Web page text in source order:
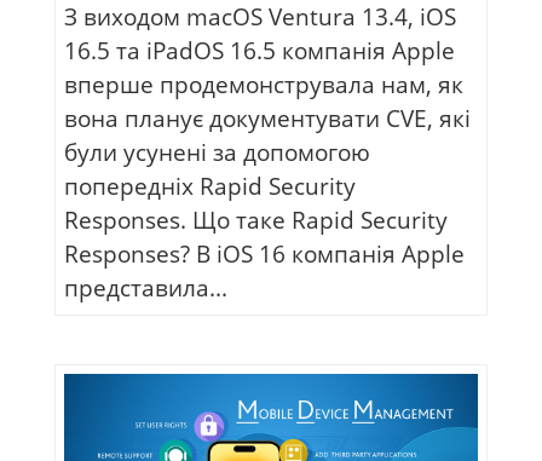
З виходом macOS Ventura 13.4, iOS
16.5 та iPadOS 16.5 компанія Apple
вперше продемонструвала нам, як
вона планує документувати CVE, які
були усунені за допомогою
попередніх Rapid Security
Responses. Що таке Rapid Security
Responses? В iOS 16 компанія Apple
представила...